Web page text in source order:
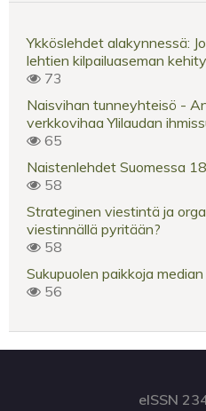
Ykköslehdet alakynnessä:
lehtien kilpailuaseman
73
Naisvihan tunneyhteisö -
verkkovihaa Ylilaudan
65
Naistenlehdet Suomessa
58
Strateginen viestintä ja
viestinnällä pyritään?
58
Sukupuolen paikkoja
56
eISSN